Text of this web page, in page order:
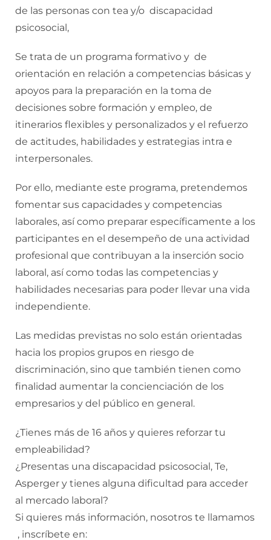
de las personas con tea y/o discapacidad
psicosocial,
Se trata de un programa formativo y de
orientación en relación a competencias básicas y
apoyos para la preparación en la toma de
decisiones sobre formación y empleo, de
itinerarios flexibles y personalizados y el refuerzo
de actitudes, habilidades y estrategias intra e
interpersonales.
Por ello, mediante este programa, pretendemos
fomentar sus capacidades y competencias
laborales, así como preparar específicamente a los
participantes en el desempeño de una actividad
profesional que contribuyan a la inserción socio
laboral, así como todas las competencias y
habilidades necesarias para poder llevar una vida
independiente.
Las medidas previstas no solo están orientadas
hacia los propios grupos en riesgo de
discriminación, sino que también tienen como
finalidad aumentar la concienciación de los
empresarios y del público en general.
¿Tienes más de 16 años y quieres reforzar tu
empleabilidad?
¿Presentas una discapacidad psicosocial, Te,
Asperger y tienes alguna dificultad para acceder
al mercado laboral?
Si quieres más información, nosotros te llamamos
, inscríbete en: